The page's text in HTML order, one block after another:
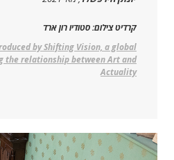
קרדיט צילום: סטודיו רון ארד
by Shifting Vision, a global
the relationship between Art and
Actuality